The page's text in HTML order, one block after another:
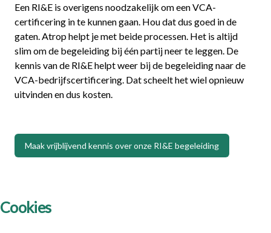
Een RI&E is overigens noodzakelijk om een VCA-
certificering in te kunnen gaan. Hou dat dus goed in de
gaten. Atrop helpt je met beide processen. Het is altijd
slim om de begeleiding bij één partij neer te leggen. De
kennis van de RI&E helpt weer bij de begeleiding naar de
VCA-bedrijfscertificering. Dat scheelt het wiel opnieuw
uitvinden en dus kosten.
Maak vrijblijvend kennis over onze RI&E begeleiding
Cookies